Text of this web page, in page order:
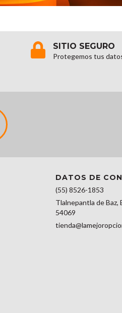
SITIO SEGURO
Protegemos tus
DATOS DE
(55) 8526-1853
Tlalnepantla de Baz,
54069